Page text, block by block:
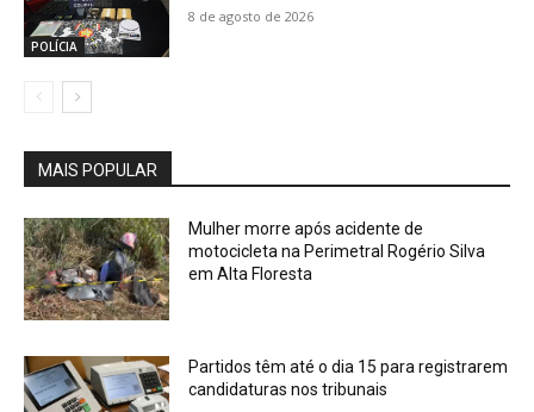
POLÍCIA
8 de agosto de 2026
MAIS POPULAR
Mulher morre após acidente de
motocicleta na Perimetral Rogério Silva
em Alta Floresta
Partidos têm até o dia 15 para registrarem
candidaturas nos tribunais